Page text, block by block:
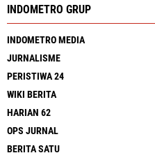
INDOMETRO GRUP
INDOMETRO MEDIA
JURNALISME
PERISTIWA 24
WIKI BERITA
HARIAN 62
OPS JURNAL
BERITA SATU